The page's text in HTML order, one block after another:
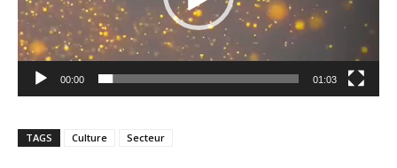
00:00 01:03
TAGS Culture Secteur